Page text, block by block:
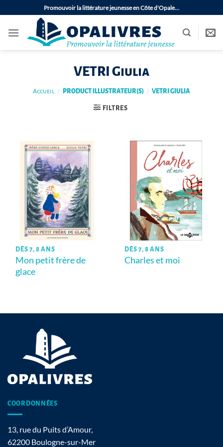
au
contenu
Promouvoir la littérature jeunesse en Côte d'Opale…
VETRI Giulia
Accueil / PRODUCT ILLUSTRATEUR(S) / VETRI GIULIA
FILTRES
DÈS 7, 8 ANS
Mon petit frère de
glace
DÈS 7, 8 ANS
Charles et moi
COORDONNÉES
13, rue du Puits d’Amour,
62200 Boulogne-sur-Mer